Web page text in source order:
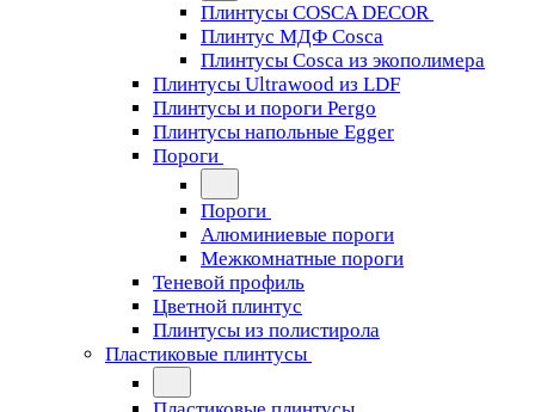
Плинтусы COSCA DECOR
Плинтус МДФ Cosca
Плинтусы Cosca из экополимера
Плинтусы Ultrawood из LDF
Плинтусы и пороги Pergo
Плинтусы напольные Egger
Пороги
Пороги
Алюминиевые пороги
Межкомнатные пороги
Теневой профиль
Цветной плинтус
Плинтусы из полистирола
Пластиковые плинтусы